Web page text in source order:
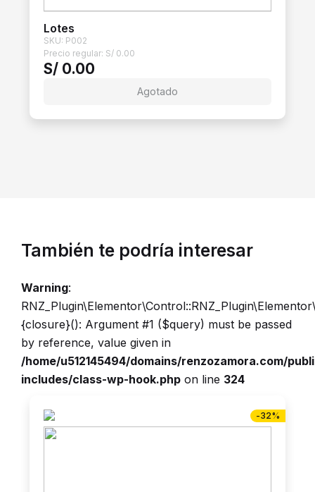
Lotes
SKU: P002
Precio regular: S/ 0.00
S/ 0.00
Agotado
También te podría interesar
Warning:
{closure}(): Argument #1 ($query) must be passed
by reference, value given in
/home/u512145494/domains/renzozamora.com/
includes/class-wp-hook.php on line 324
-32%